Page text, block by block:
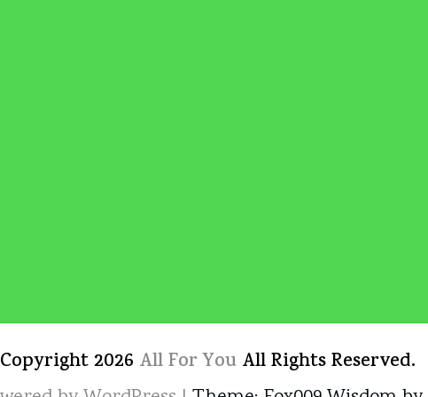
2026 All For You All Rights Reserved.